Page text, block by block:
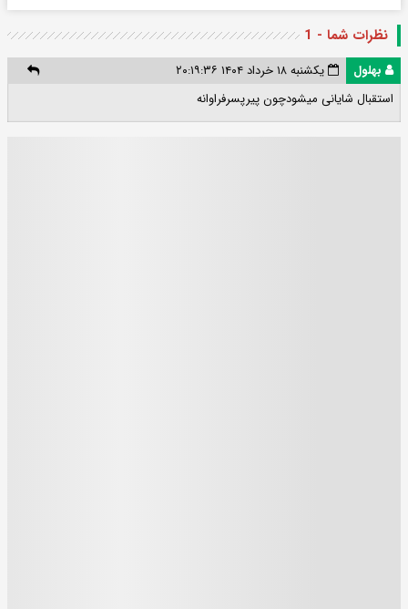
نظرات شما - 1
بهلول
یکشنبه ۱۸ خرداد ۱۴۰۴ ۲۰:۱۹:۳۶
استقبال شایانی میشودچون پیرپسرفراوانه